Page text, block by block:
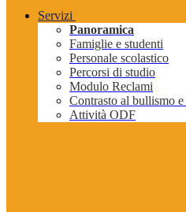
Servizi
Panoramica
Famiglie e studenti
Personale scolastico
Percorsi di studio
Modulo Reclami
Contrasto al bullismo
Attività ODF